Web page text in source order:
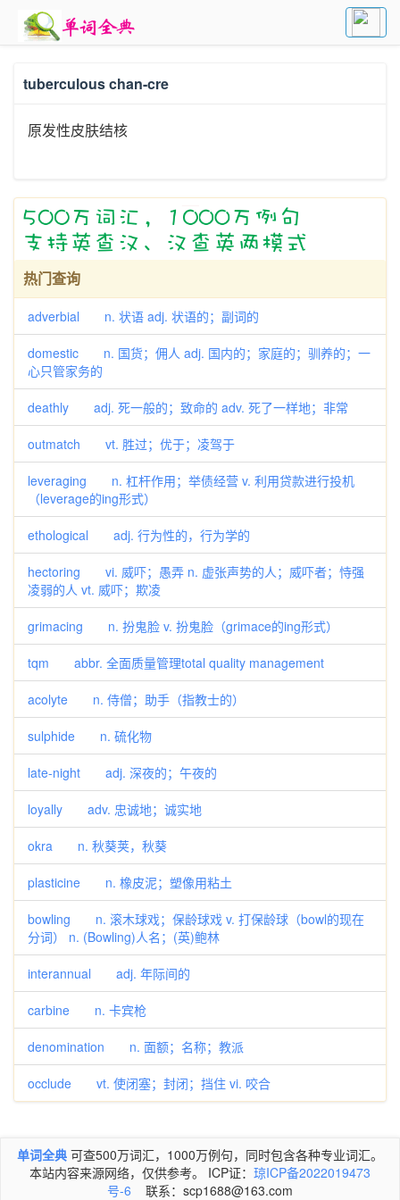
tuberculous chan-cre
原发性皮肤结核
热门查询
adverbial n. 状语 adj. 状语的；副词的
domestic n. 国货；佣人 adj. 国内的；家庭的；驯养的；一
心只管家务的
deathly adj. 死一般的；致命的 adv. 死了一样地；非常
outmatch vt. 胜过；优于；凌驾于
leveraging n. 杠杆作用；举债经营 v. 利用贷款进行投机
（leverage的ing形式）
ethological adj. 行为性的，行为学的
hectoring vi. 威吓；愚弄 n. 虚张声势的人；威吓者；恃强
凌弱的人 vt. 威吓；欺凌
grimacing n. 扮鬼脸 v. 扮鬼脸（grimace的ing形式）
tqm abbr. 全面质量管理total quality management
acolyte n. 侍僧；助手（指教士的）
sulphide n. 硫化物
late-night adj. 深夜的；午夜的
loyally adv. 忠诚地；诚实地
okra n. 秋葵荚，秋葵
plasticine n. 橡皮泥；塑像用粘土
bowling n. 滚木球戏；保龄球戏 v. 打保龄球（bowl的现在
分词） n. (Bowling)人名；(英)鲍林
interannual adj. 年际间的
carbine n. 卡宾枪
denomination n. 面额；名称；教派
occlude vt. 使闭塞；封闭；挡住 vi. 咬合
单词全典 可查500万词汇，1000万例句，同时包含各种专业词汇。
本站内容来源网络，仅供参考。 ICP证： 琼ICP备2022019473
号-6 联系：scp1688@163.com